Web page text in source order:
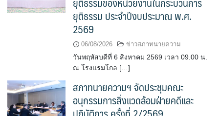
ยุติธรรม ประจำปีงบประมาณ พ.ศ.
2569
06/08/2026 ข่าวสภาทนายความ
วันพฤหัสบดีที่ 6 สิงหาคม 2569 เวลา 09.00 น.
ณ โรงแรมโกล […]
สภาทนายความฯ จัดประชุมคณะ
อนุกรรมการสิ่งแวดล้อมฝ่ายคดีและ